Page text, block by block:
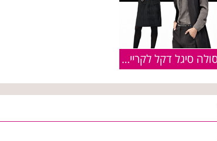
חורף 2019 – קפסולה סיגל דקל לקרייזי ליין